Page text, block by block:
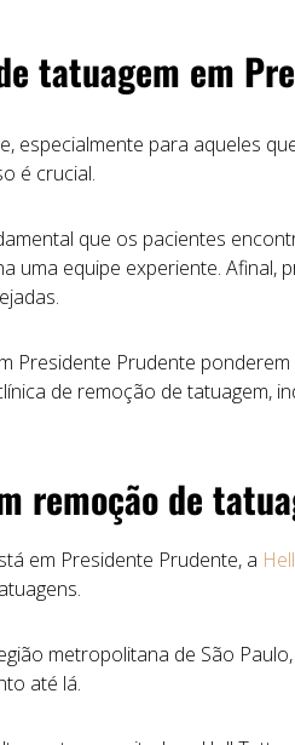
tatuagem em
especialmente para aqueles
é crucial.
que os pacientes
uma equipe experiente. Afinal,
Presidente Prudente
de remoção de tatuagem,
remoção de
em Presidente Prudente, a
metropolitana de São
até lá.